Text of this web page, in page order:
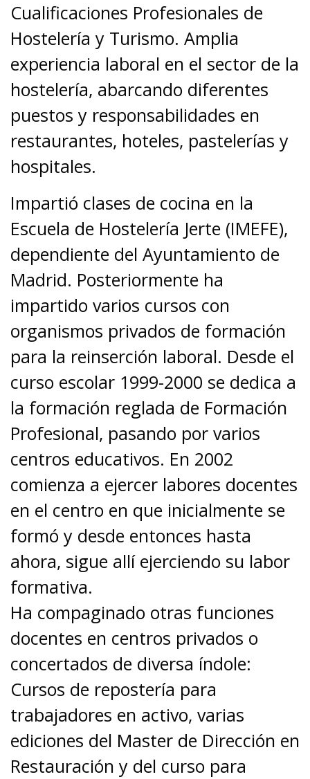
Cualificaciones Profesionales de
Hostelería y Turismo. Amplia
experiencia laboral en el sector de la
hostelería, abarcando diferentes
puestos y responsabilidades en
restaurantes, hoteles, pastelerías y
hospitales.
Impartió clases de cocina en la
Escuela de Hostelería Jerte (IMEFE),
dependiente del Ayuntamiento de
Madrid. Posteriormente ha
impartido varios cursos con
organismos privados de formación
para la reinserción laboral. Desde el
curso escolar 1999-2000 se dedica a
la formación reglada de Formación
Profesional, pasando por varios
centros educativos. En 2002
comienza a ejercer labores docentes
en el centro en que inicialmente se
formó y desde entonces hasta
ahora, sigue allí ejerciendo su labor
formativa.
Ha compaginado otras funciones
docentes en centros privados o
concertados de diversa índole:
Cursos de repostería para
trabajadores en activo, varias
ediciones del Master de Dirección en
Restauración y del curso para